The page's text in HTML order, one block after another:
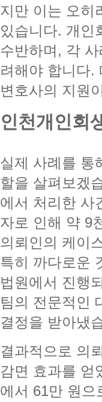
지만 이는 오히
있습니다. 개인
수반하며, 각
려해야 합니다.
변호사의 지원
인천개인회
실제 사례를 통
할을 살펴보겠
에서 처리한 사
자로 인해 약 9
의뢰인의 케이
특히 까다로운
법원에서 진행
팀의 전문적인
결정을 받아냈
결과적으로 의
감면 효과를 얻
에서 61만 원으